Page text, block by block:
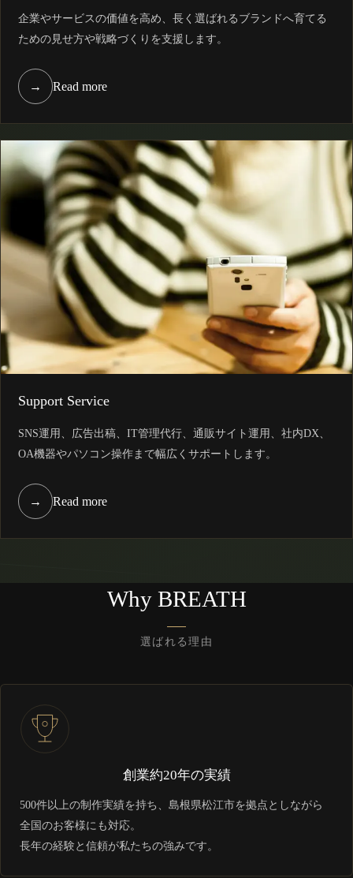
企業やサービスの価値を高め、長く選ばれるブランドへ育てる
ための見せ方や戦略づくりを支援します。
→ Read more
Support Service
SNS運用、広告出稿、IT管理代行、通販サイト運用、社内DX、
OA機器やパソコン操作まで幅広くサポートします。
→ Read more
Why BREATH
選ばれる理由
創業約20年の実績
500件以上の制作実績を持ち、島根県松江市を拠点としながら
全国のお客様にも対応。
長年の経験と信頼が私たちの強みです。